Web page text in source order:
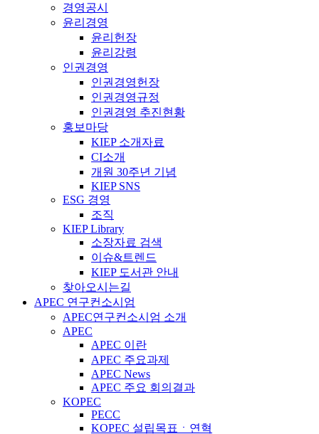
경영공시
윤리경영
윤리헌장
윤리강령
인권경영
인권경영헌장
인권경영규정
인권경영 추진현황
홍보마당
KIEP 소개자료
CI소개
개원 30주년 기념
KIEP SNS
ESG 경영
조직
KIEP Library
소장자료 검색
이슈&트렌드
KIEP 도서관 안내
찾아오시는길
APEC 연구컨소시엄
APEC연구컨소시엄 소개
APEC
APEC 이란
APEC 주요과제
APEC News
APEC 주요 회의결과
KOPEC
PECC
KOPEC 설립목표ㆍ연혁